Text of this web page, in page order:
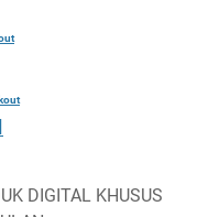
DIGITAL KHUSUS